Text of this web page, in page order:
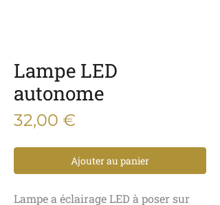
Lampe LED
autonome
32,00 €
Ajouter au panier
Lampe a éclairage LED à poser sur